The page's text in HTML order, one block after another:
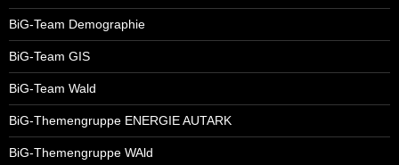
BiG-Team Demographie
BiG-Team GIS
BiG-Team Wald
BiG-Themengruppe ENERGIE AUTARK
BiG-Themengruppe WAld